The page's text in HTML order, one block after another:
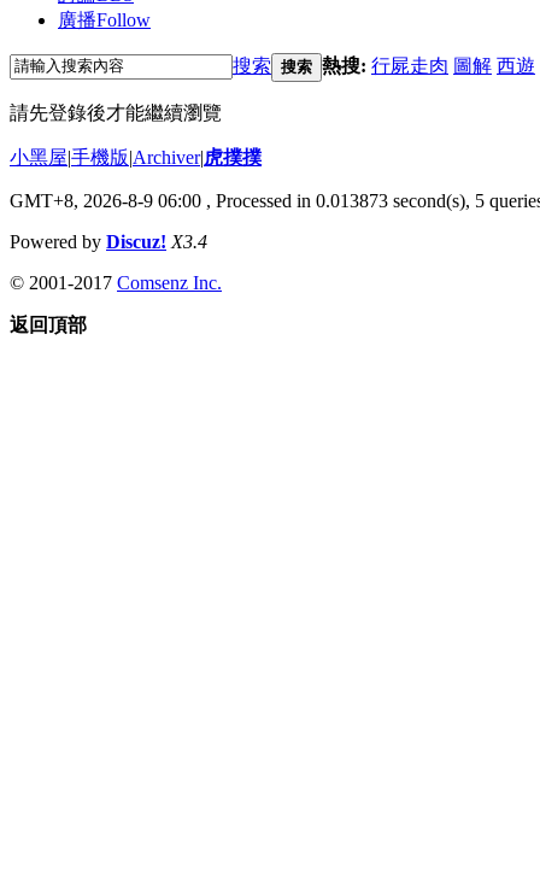
廣播Follow
搜索 搜索 熱搜: 行屍走肉 圖解 西遊
請先登錄後才能繼續瀏覽
小黑屋|手機版|Archiver|虎撲撲
GMT+8, 2026-8-9 06:00 , Processed in 0.013873 second(s), 5
Powered by Discuz! X3.4
© 2001-2017 Comsenz Inc.
返回頂部